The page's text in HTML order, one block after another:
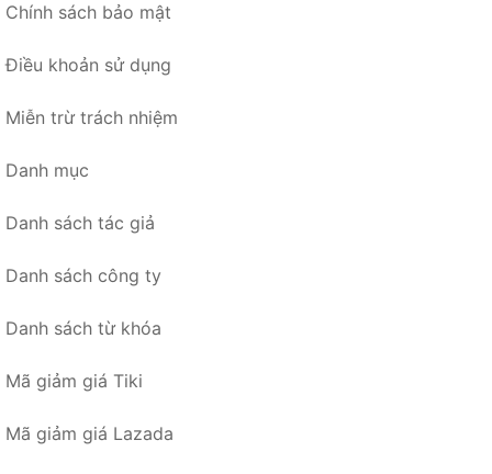
Chính sách bảo mật
Điều khoản sử dụng
Miễn trừ trách nhiệm
Danh mục
Danh sách tác giả
Danh sách công ty
Danh sách từ khóa
Mã giảm giá Tiki
Mã giảm giá Lazada